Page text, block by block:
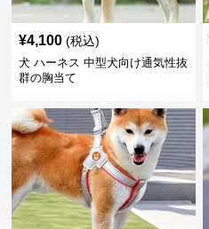
¥4,100 (税込)
犬 ハーネス 中型犬向け通気性抜
群の胸当て